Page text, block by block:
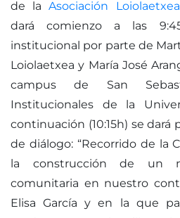
de laAsociación
dará comienzo a las
institucional por parte de
Loiolaetxea y María José
campus de San
Institucionales de la
continuación (10:15h) se dará
de diálogo: “Recorrido de la
la construcción de un
comunitaria en nuestro
Elisa García y en la que